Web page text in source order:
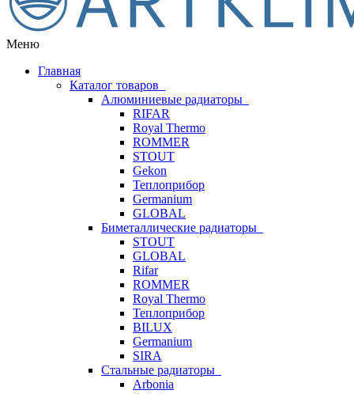
Меню
Главная
Каталог товаров
Алюминиевые радиаторы
RIFAR
Royal Thermo
ROMMER
STOUT
Gekon
Теплоприбор
Germanium
GLOBAL
Биметаллические радиаторы
STOUT
GLOBAL
Rifar
ROMMER
Royal Thermo
Теплоприбор
BILUX
Germanium
SIRA
Стальные радиаторы
Arbonia